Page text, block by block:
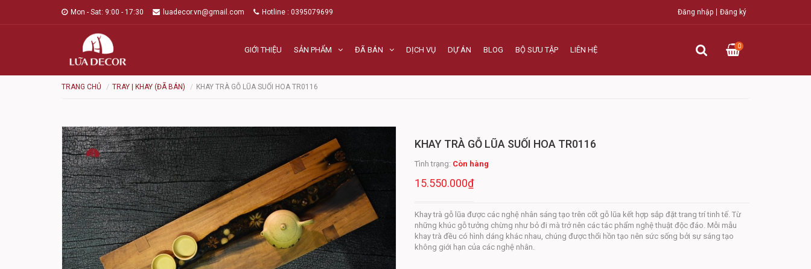
Mon - Sat: 9:00 - 17:30 luadecor.vn@gmail.com Hotline : 0395079699 Đăng nhập Đăng ký
GIỚI THIỆU SẢN PHẨM ĐÃ BÁN DỊCH VỤ DỰ ÁN BLOG BỘ SƯU TẬP LIÊN HỆ 0
TRANG CHỦ TRAY | KHAY (ĐÃ BÁN) KHAY TRÀ GỖ LŨA SUỐI HOA TR0116
KHAY TRÀ GỖ LŨA SUỐI HOA TR0116
Tình trạng: Còn hàng
15.550.000₫
Khay trà gỗ lũa được các nghệ nhân sáng tạo trên cốt gỗ lũa kết hợp sắp đặt trang trí tinh tế. Từ
những khúc gỗ tưởng chừng như bỏ đi mà trở nên các tác phẩm nghệ thuật độc đáo. Mỗi mẫu
khay trà đều có hình dáng khác nhau, chúng được thổi hồn tạo nên sức sống bởi sự sáng tạo
không giới hạn của các nghệ nhân.